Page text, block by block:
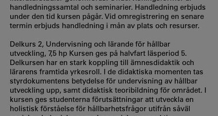
handledningssamtal och seminarier. Handledning erbjuds
under den tid kursen pågår. Vid omregistrering en senare
termin erbjuds handledning i mån av plats och resurser.
Delkurs 2, Undervisning och lärande för hållbar
utveckling, 7,5 hp Kursen ges på halvfart läsperiod 5.
Delkursen har en stark koppling till ämnesdidaktik och
lärarens framtida yrkesroll. I de didaktiska momenten tas
styrdokumentens betydelse för undervisning av hållbar
utveckling upp, samt didaktisk teoribildning för området. I
kursen ges studenterna förutsättningar att utveckla en
holistisk förståelse för hållbarhetsfrågor utifrån såväl